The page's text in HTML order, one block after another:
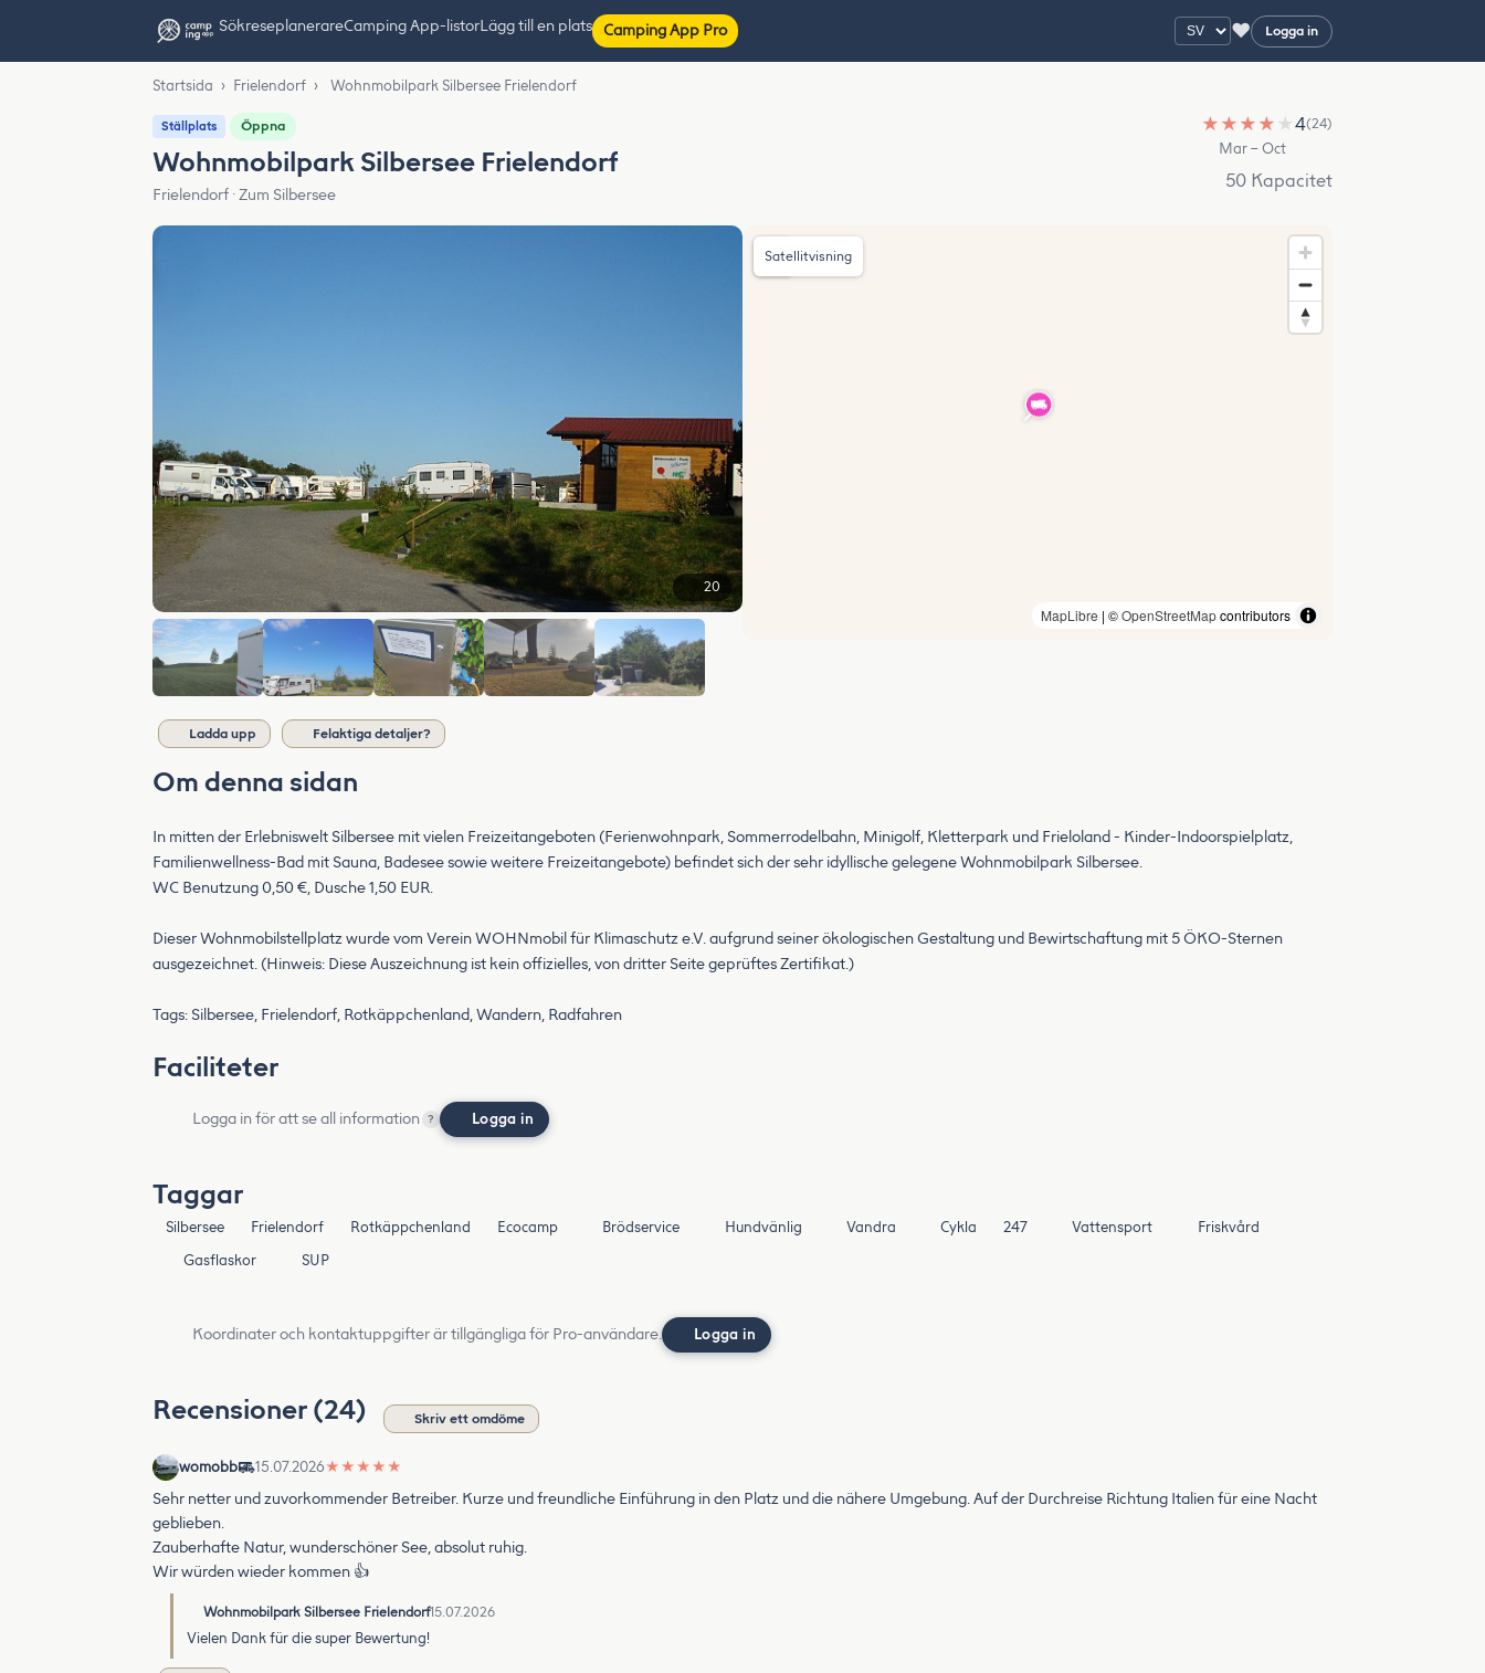
SökreseplanerareCamping App-listorLägg till en plats Camping App Pro ♥ Logga in
Startsida › Frielendorf › Wohnmobilpark Silbersee Frielendorf
Ställplats Öppna
Wohnmobilpark Silbersee Frielendorf
Frielendorf · Zum Silbersee
★ ★ ★ ★ ★4(24)
Mar – Oct
50 Kapacitet
20
MapLibre | ©OpenStreetMapcontributors
Satellitvisning
Ladda upp Felaktiga detaljer?
Om denna sidan
In mitten der Erlebniswelt Silbersee mit vielen Freizeitangeboten (Ferienwohnpark, Sommerrodelbahn, Minigolf, Kletterpark und Frieloland - Kinder-Indoorspielplatz,
Familienwellness-Bad mit Sauna, Badesee sowie weitere Freizeitangebote) befindet sich der sehr idyllische gelegene Wohnmobilpark Silbersee.
WC Benutzung 0,50 €, Dusche 1,50 EUR.
Dieser Wohnmobilstellplatz wurde vom Verein WOHNmobil für Klimaschutz e.V. aufgrund seiner ökologischen Gestaltung und Bewirtschaftung mit 5 ÖKO-Sternen
ausgezeichnet. (Hinweis: Diese Auszeichnung ist kein offizielles, von dritter Seite geprüftes Zertifikat.)
Tags: Silbersee, Frielendorf, Rotkäppchenland, Wandern, Radfahren
Faciliteter
Logga in för att se all information ? Logga in
Taggar
Silbersee Frielendorf Rotkäppchenland Ecocamp Brödservice Hundvänlig Vandra Cykla 247 Vattensport
Friskvård
Gasflaskor
SUP
Koordinater och kontaktuppgifter är tillgängliga för Pro-användare. Logga in
Recensioner (24) Skriv ett omdöme
womobb 15.07.2026★ ★ ★ ★ ★
Sehr netter und zuvorkommender Betreiber. Kurze und freundliche Einführung in den Platz und die nähere Umgebung. Auf der Durchreise Richtung Italien für eine Nacht
geblieben.
Zauberhafte Natur, wunderschöner See, absolut ruhig.
Wir würden wieder kommen 👍
Wohnmobilpark Silbersee Frielendorf15.07.2026
Vielen Dank für die super Bewertung!